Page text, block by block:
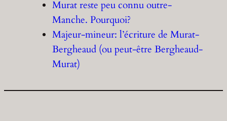
Murat reste peu connu outre-
Manche. Pourquoi?
Majeur-mineur: l’écriture de Murat-
Bergheaud (ou peut-être Bergheaud-
Murat)